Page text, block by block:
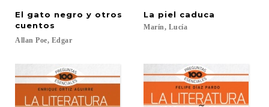
El gato negro y otros
cuentos
Allan Poe, Edgar
La piel caduca
Marín, Lucía